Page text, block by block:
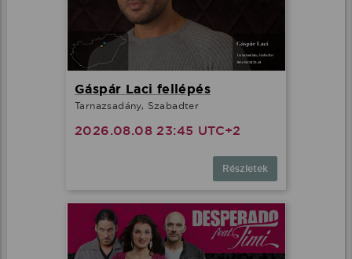
Gáspár Laci fellépés
Tarnazsadány, Szabadter
2026.08.08 23:45 UTC+2
Részletek